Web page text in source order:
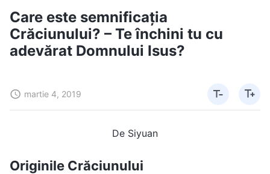
Care este semnificația
Crăciunului? – Te închini tu cu
adevărat Domnului Isus?
martie 4, 2019
De Siyuan
Originile Crăciunului